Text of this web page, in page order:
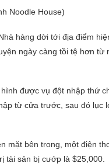
Noodle House)
hàng dời tới địa điểm
ngày càng tồi tệ hơn từ
được vụ đột nhập thứ
từ cửa trước, sau đó lục
mặt bên trong, một điện
tài sản bị cướp là $25,000.